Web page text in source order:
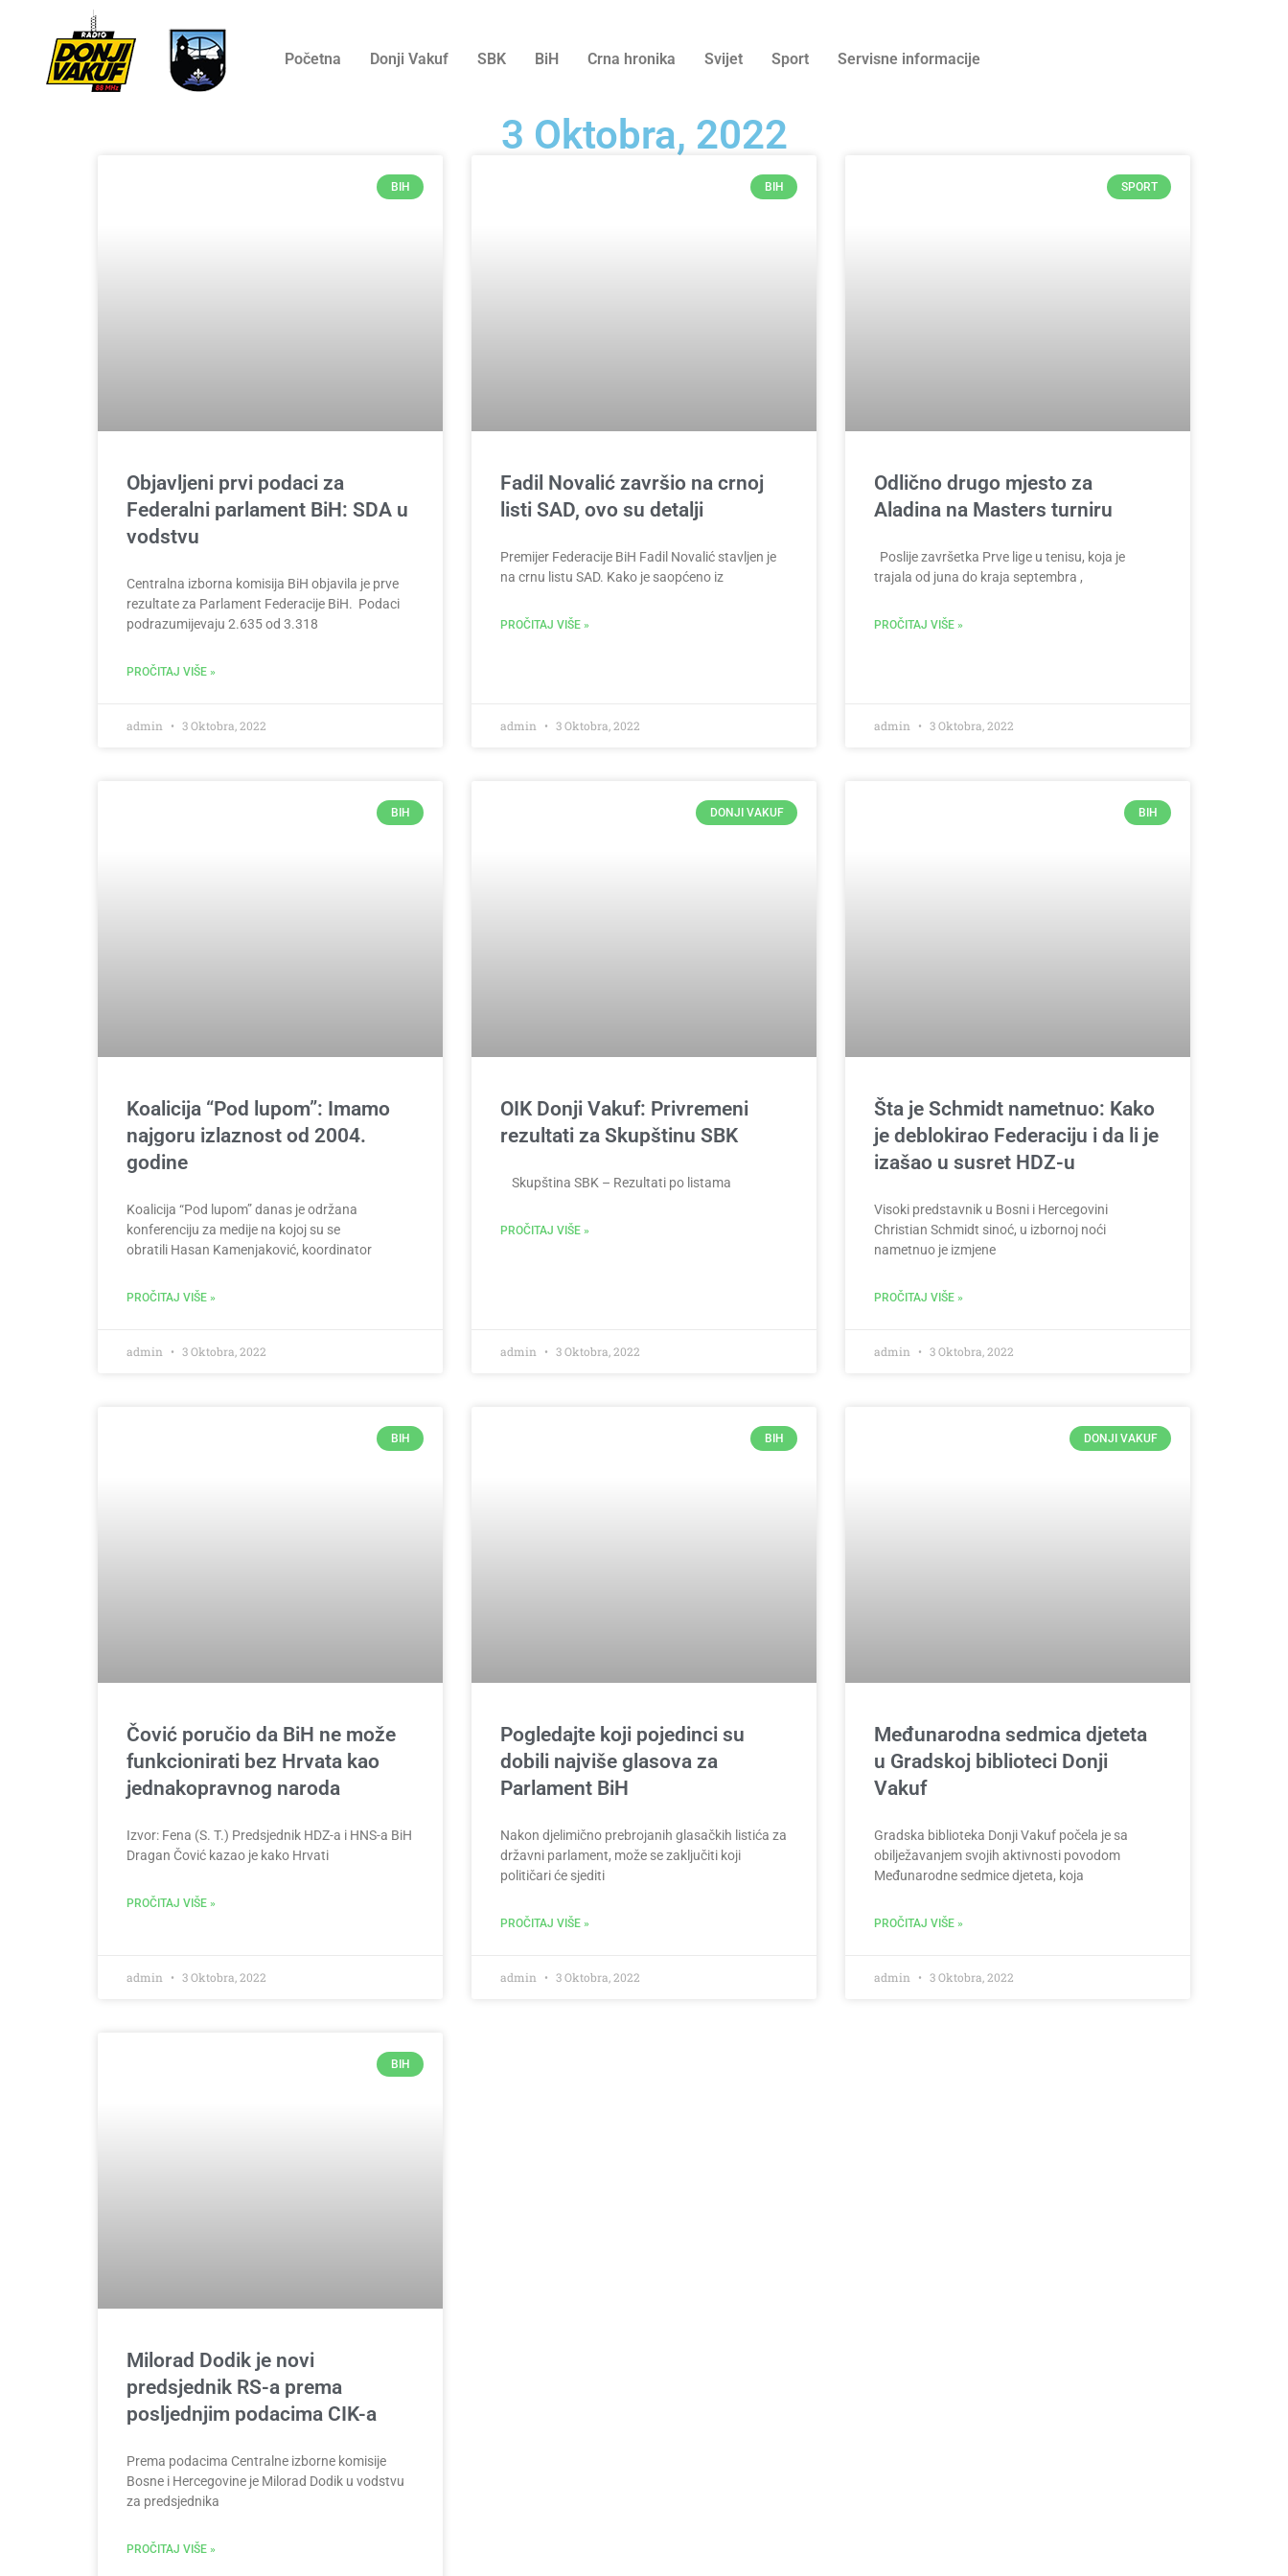
Početna Donji Vakuf SBK BiH Crna hronika Svijet Sport Servisne informacije
3 Oktobra, 2022
BIH
Objavljeni prvi podaci za
Federalni parlament BiH: SDA u
vodstvu
Centralna izborna komisija BiH objavila je prve
rezultate za Parlament Federacije BiH. Podaci
podrazumijevaju 2.635 od 3.318
PROČITAJ VIŠE »
admin 3 Oktobra, 2022
BIH
Fadil Novalić završio na crnoj
listi SAD, ovo su detalji
Premijer Federacije BiH Fadil Novalić stavljen je
na crnu listu SAD. Kako je saopćeno iz
PROČITAJ VIŠE »
admin 3 Oktobra, 2022
SPORT
Odlično drugo mjesto za
Aladina na Masters turniru
Poslije završetka Prve lige u tenisu, koja je
trajala od juna do kraja septembra ,
PROČITAJ VIŠE »
admin 3 Oktobra, 2022
BIH
Koalicija “Pod lupom”: Imamo
najgoru izlaznost od 2004.
godine
Koalicija “Pod lupom” danas je održana
konferenciju za medije na kojoj su se
obratili Hasan Kamenjaković, koordinator
PROČITAJ VIŠE »
admin 3 Oktobra, 2022
DONJI VAKUF
OIK Donji Vakuf: Privremeni
rezultati za Skupštinu SBK
Skupština SBK – Rezultati po listama
PROČITAJ VIŠE »
admin 3 Oktobra, 2022
BIH
Šta je Schmidt nametnuo: Kako
je deblokirao Federaciju i da li je
izašao u susret HDZ-u
Visoki predstavnik u Bosni i Hercegovini
Christian Schmidt sinoć, u izbornoj noći
nametnuo je izmjene
PROČITAJ VIŠE »
admin 3 Oktobra, 2022
BIH
Čović poručio da BiH ne može
funkcionirati bez Hrvata kao
jednakopravnog naroda
Izvor: Fena (S. T.) Predsjednik HDZ-a i HNS-a BiH
Dragan Čović kazao je kako Hrvati
PROČITAJ VIŠE »
admin 3 Oktobra, 2022
BIH
Pogledajte koji pojedinci su
dobili najviše glasova za
Parlament BiH
Nakon djelimično prebrojanih glasačkih listića za
državni parlament, može se zaključiti koji
političari će sjediti
PROČITAJ VIŠE »
admin 3 Oktobra, 2022
DONJI VAKUF
Međunarodna sedmica djeteta
u Gradskoj biblioteci Donji
Vakuf
Gradska biblioteka Donji Vakuf počela je sa
obilježavanjem svojih aktivnosti povodom
Međunarodne sedmice djeteta, koja
PROČITAJ VIŠE »
admin 3 Oktobra, 2022
BIH
Milorad Dodik je novi
predsjednik RS-a prema
posljednjim podacima CIK-a
Prema podacima Centralne izborne komisije
Bosne i Hercegovine je Milorad Dodik u vodstvu
za predsjednika
PROČITAJ VIŠE »